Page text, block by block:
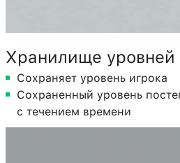
Хранилище уровней
Сохраняет уровень игрока
Сохраненный уровень
с течением времени